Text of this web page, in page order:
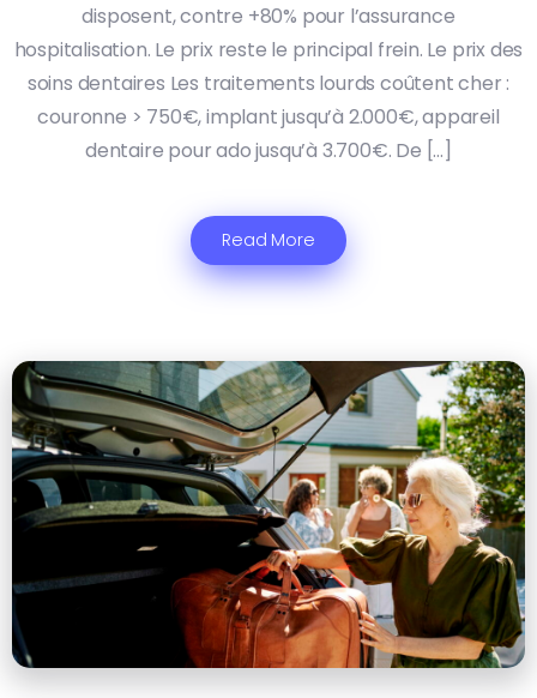
disposent, contre +80% pour l’assurance
hospitalisation. Le prix reste le principal frein. Le prix des
soins dentaires Les traitements lourds coûtent cher :
couronne > 750€, implant jusqu’à 2.000€, appareil
dentaire pour ado jusqu’à 3.700€. De […]
Read More